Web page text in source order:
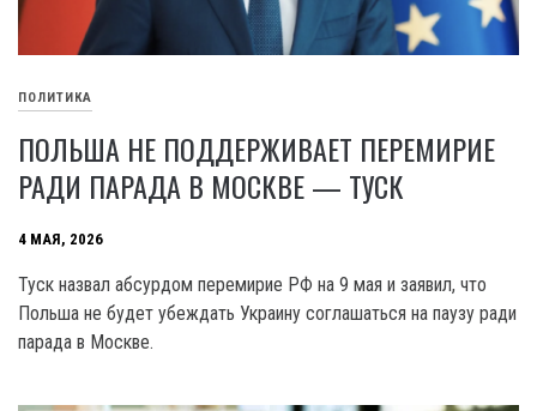
ПОЛИТИКА
ПОЛЬША НЕ ПОДДЕРЖИВАЕТ ПЕРЕМИРИЕ
РАДИ ПАРАДА В МОСКВЕ — ТУСК
4 МАЯ, 2026
Туск назвал абсурдом перемирие РФ на 9 мая и заявил, что
Польша не будет убеждать Украину соглашаться на паузу ради
парада в Москве.